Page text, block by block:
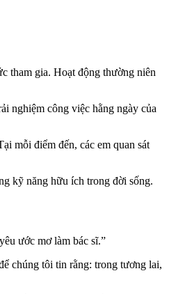
tham gia. Hoạt động thường niên
nghiệm công việc hằng ngày của
mỗi điểm đến, các em quan sát
kỹ năng hữu ích trong đời sống.
ước mơ làm bác sĩ.”
chúng tôi tin rằng: trong tương lai,